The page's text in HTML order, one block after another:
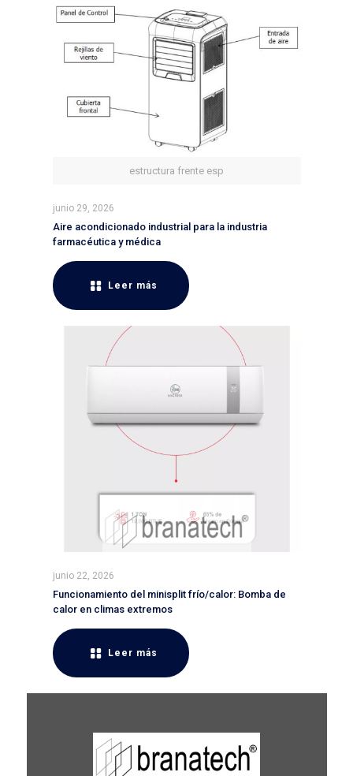
estructura frente esp
junio 29, 2026
Aire acondicionado industrial para la industria
farmacéutica y médica
Leer más
junio 22, 2026
Funcionamiento del minisplit frío/calor: Bomba de
calor en climas extremos
Leer más